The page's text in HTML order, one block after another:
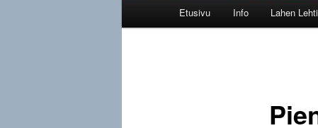
Etusivu Info Lahen Lehti